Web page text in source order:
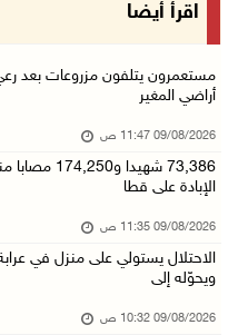
وفاة سفير فلسطين لدى مصر
الاحتلال يستولي على منزل
الاحتلال يقتحم مدينة نابلس
09/آب/2026 10:20 ص
وفاة شابة متأثرة بإصابتها
09/آب/2026 10:02 ص
اقرأ أيضا
مستعمرون يتلفون مزروعات بعد
أراضي المغير
09/08/2026 11:47 ص
73,386 شهيدا
الإبادة على قطا
09/08/2026 11:35 ص
الاحتلال يستولي على منزل في
ويحوّله إلى
09/08/2026 10:32 ص